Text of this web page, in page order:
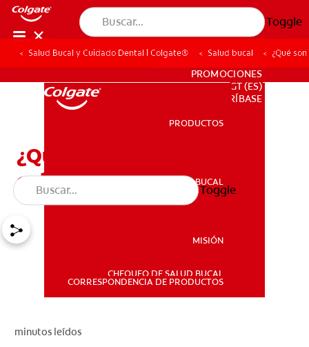
Toggle
SALUD BUCAL
PARA PROFESIONALES
PROMOCIONES
GT (ES)
SUSCRÍBASE
PRODUCTOS
SALUD BUCAL
MISIÓN
CHEQUEO DE SALUD BUCAL
CORRESPONDENCIA DE PRODUCTOS
Toggle
Salud Bucal y Cuidado Dental | Colgate® Salud bucal ¿Qué
¿Qué son los dientes
colmillo?
minutos leídos